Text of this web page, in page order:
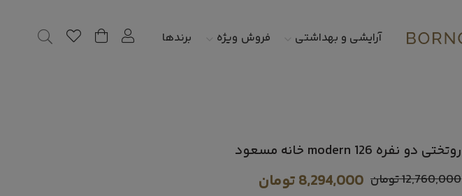
آرایشی و بهداشتی فروش ویژه برندها
روتختی دو نفره modern 126 خانه مسعود
12,760,000تومان 8,294,000تومان